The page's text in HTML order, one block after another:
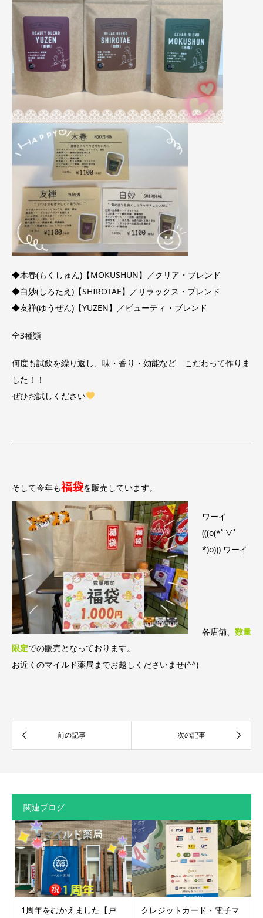
◆木春(もくしゅん)【MOKUSHUN】／クリア・ブレンド
◆白妙(しろたえ)【SHIROTAE】／リラックス・ブレンド
◆友禅(ゆうぜん)【YUZEN】／ビューティ・ブレンド
全3種類
何度も試飲を繰り返し、味・香り・効能など こだわって作りま
した！！
ぜひお試しください
そして今年も福袋を販売しています。
ワーイ
(((o(*ﾟ▽ﾟ
*)o))) ワーイ
各店舗、 数量
限定での販売となっております。
お近くのマイルド薬局までお越しくださいませ(^^)
関連ブログ
1周年をむかえました【戸
クレジットカード・電子マ